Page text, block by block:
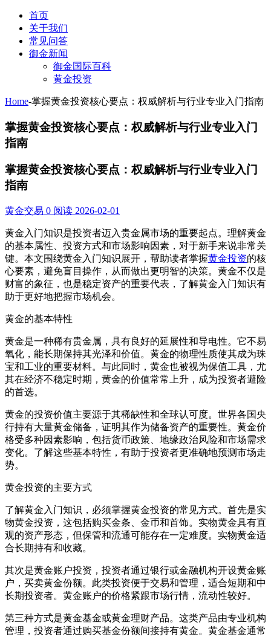
首页
关于我们
常见问答
御金新闻
御金国际百科
黄金投资
Home-掌握黄金投资核心要点：权威解析与行业专业入门指南
掌握黄金投资核心要点：权威解析与行业专业入门
指南
掌握黄金投资核心要点：权威解析与行业专业入门
指南
黄金交易 0 阅读 2026-02-01
黄金入门知识是投资者迈入贵金属市场的重要起点。理解黄金
的基本属性、投资方式和市场影响因素，对于新手来说非常关
键。本文围绕黄金入门知识展开，帮助读者掌握黄金投资的核
心要素，避免盲目操作，从而做出更明智的决策。黄金不仅是
财富的象征，也是稳定资产的重要代表，了解黄金入门知识有
助于更好地把握市场机会。
黄金的基本特性
黄金是一种稀有贵金属，具有良好的延展性和导电性。它不易
氧化，能长期保持其光泽和价值。黄金的物理性质使其成为珠
宝和工业的重要材料。与此同时，黄金也被视为保值工具，尤
其在经济不稳定时期，黄金的价值常常上升，成为投资者避险
的首选。
黄金的投资价值主要源于其稀缺性和全球认可度。世界各国央
行持有大量黄金储备，证明其作为储备资产的重要性。黄金价
格受多种因素影响，包括货币政策、地缘政治风险和市场需求
变化。了解这些基本特性，有助于投资者更准确地预测市场走
势。
黄金投资的主要方式
了解黄金入门知识，必须掌握黄金投资的常见方式。首先是实
物黄金投资，这包括购买金条、金币和首饰。实物黄金具有直
观的资产形态，但保管和流通可能存在一定难度。实物黄金适
合长期持有和收藏。
其次是黄金账户投资，投资者通过银行或金融机构开设黄金账
户，买卖黄金份额。此类投资便于交易和管理，适合短期和中
长期投资者。黄金账户的价格紧跟市场行情，流动性较好。
第三种方式是黄金基金或黄金理财产品。这类产品由专业机构
管理，投资者通过购买基金份额间接持有黄金。黄金基金通常